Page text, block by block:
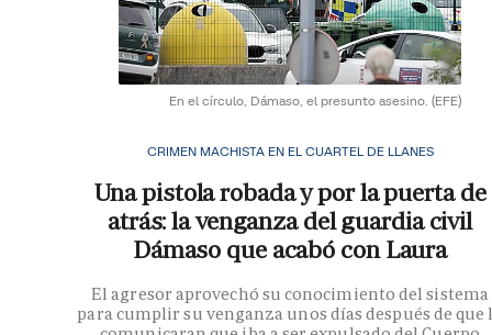
En el círculo, Dámaso, el presunto asesino. (EFE)
CRIMEN MACHISTA EN EL CUARTEL DE LLANES
Una pistola robada y por la puerta de
atrás: la venganza del guardia civil
Dámaso que acabó con Laura
El agresor aprovechó su conocimiento del sistema
para cumplir su venganza unos días después de que